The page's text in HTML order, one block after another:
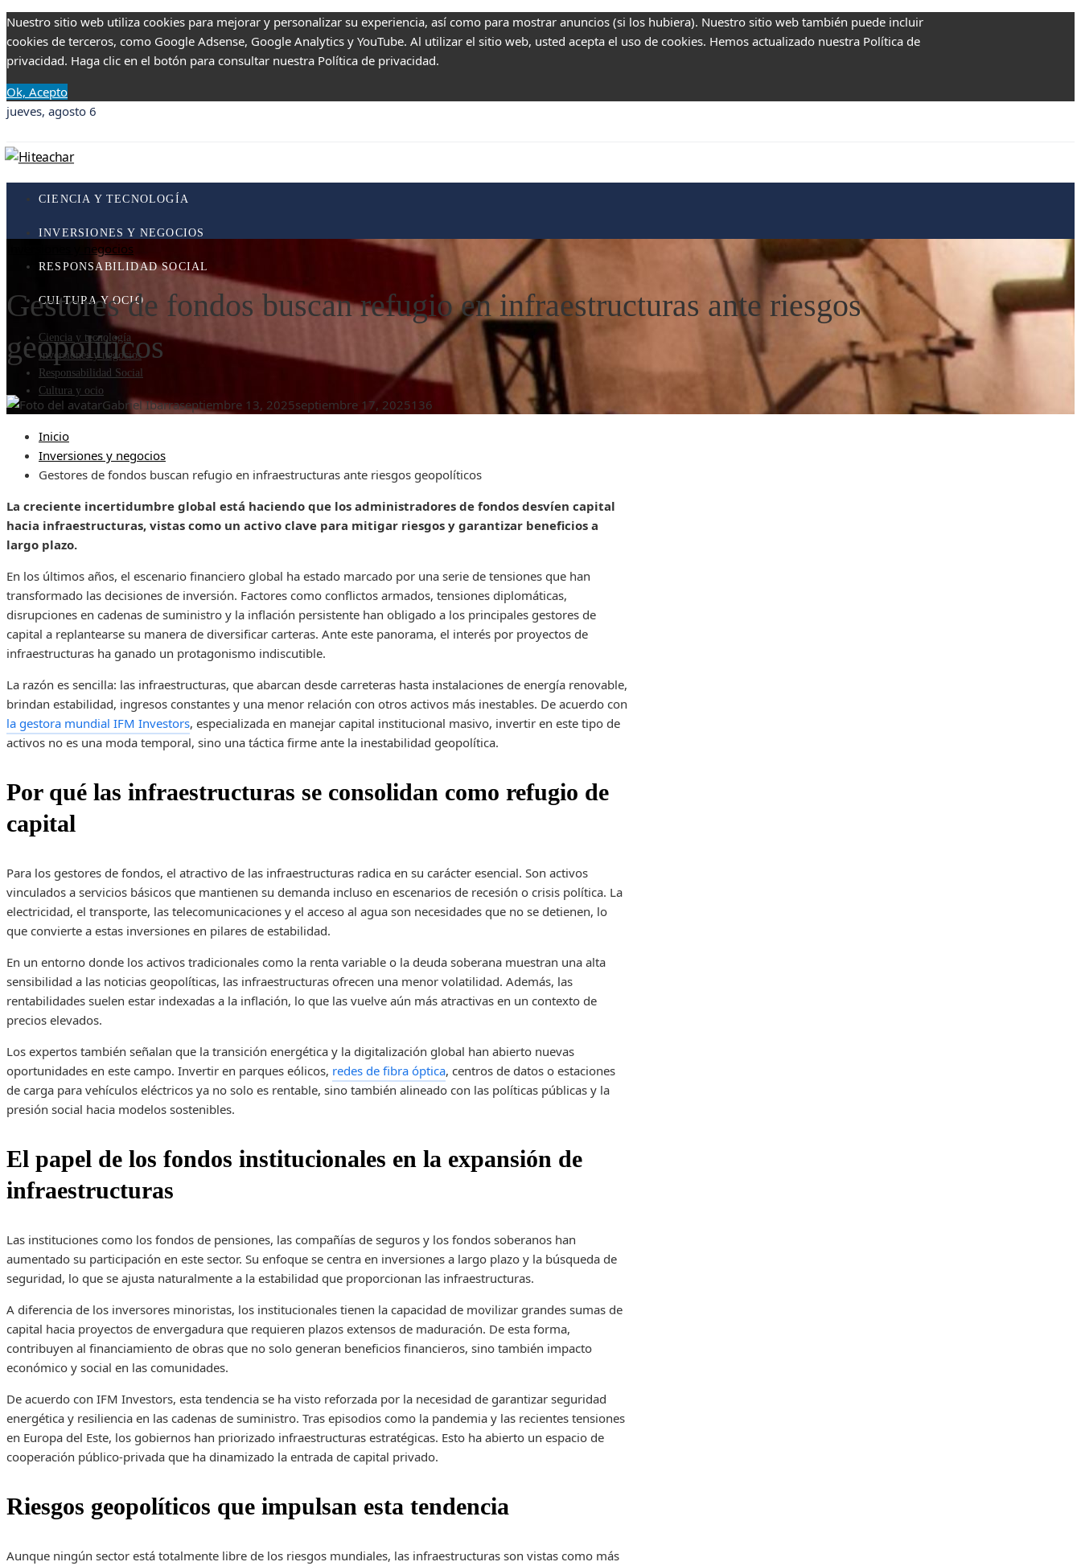
Nuestro sitio web utiliza cookies para mejorar y personalizar su experiencia, así como para mostrar anuncios (si los hubiera). Nuestro sitio web también puede incluir
cookies de terceros, como Google Adsense, Google Analytics y YouTube. Al utilizar el sitio web, usted acepta el uso de cookies. Hemos actualizado nuestra Política de
privacidad. Haga clic en el botón para consultar nuestra Política de privacidad.
Ok, Acepto
jueves, agosto 6
CIENCIA Y TECNOLOGÍA
INVERSIONES Y NEGOCIOS
RESPONSABILIDAD SOCIAL
CULTURA Y OCIO
Ciencia y tecnología
Inversiones y negocios
Responsabilidad Social
Cultura y ocio
Inversiones y negocios
Gestores de fondos buscan refugio en infraestructuras ante riesgos
geopolíticos
Gabriel Ibarraseptiembre 13, 2025septiembre 17, 2025136
Inicio
Inversiones y negocios
Gestores de fondos buscan refugio en infraestructuras ante riesgos geopolíticos
La creciente incertidumbre global está haciendo que los administradores de fondos desvíen capital
hacia infraestructuras, vistas como un activo clave para mitigar riesgos y garantizar beneficios a
largo plazo.
En los últimos años, el escenario financiero global ha estado marcado por una serie de tensiones que han
transformado las decisiones de inversión. Factores como conflictos armados, tensiones diplomáticas,
disrupciones en cadenas de suministro y la inflación persistente han obligado a los principales gestores de
capital a replantearse su manera de diversificar carteras. Ante este panorama, el interés por proyectos de
infraestructuras ha ganado un protagonismo indiscutible.
La razón es sencilla: las infraestructuras, que abarcan desde carreteras hasta instalaciones de energía renovable,
brindan estabilidad, ingresos constantes y una menor relación con otros activos más inestables. De acuerdo con
la gestora mundial IFM Investors, especializada en manejar capital institucional masivo, invertir en este tipo de
activos no es una moda temporal, sino una táctica firme ante la inestabilidad geopolítica.
Por qué las infraestructuras se consolidan como refugio de
capital
Para los gestores de fondos, el atractivo de las infraestructuras radica en su carácter esencial. Son activos
vinculados a servicios básicos que mantienen su demanda incluso en escenarios de recesión o crisis política. La
electricidad, el transporte, las telecomunicaciones y el acceso al agua son necesidades que no se detienen, lo
que convierte a estas inversiones en pilares de estabilidad.
En un entorno donde los activos tradicionales como la renta variable o la deuda soberana muestran una alta
sensibilidad a las noticias geopolíticas, las infraestructuras ofrecen una menor volatilidad. Además, las
rentabilidades suelen estar indexadas a la inflación, lo que las vuelve aún más atractivas en un contexto de
precios elevados.
Los expertos también señalan que la transición energética y la digitalización global han abierto nuevas
oportunidades en este campo. Invertir en parques eólicos, redes de fibra óptica, centros de datos o estaciones
de carga para vehículos eléctricos ya no solo es rentable, sino también alineado con las políticas públicas y la
presión social hacia modelos sostenibles.
El papel de los fondos institucionales en la expansión de
infraestructuras
Las instituciones como los fondos de pensiones, las compañías de seguros y los fondos soberanos han
aumentado su participación en este sector. Su enfoque se centra en inversiones a largo plazo y la búsqueda de
seguridad, lo que se ajusta naturalmente a la estabilidad que proporcionan las infraestructuras.
A diferencia de los inversores minoristas, los institucionales tienen la capacidad de movilizar grandes sumas de
capital hacia proyectos de envergadura que requieren plazos extensos de maduración. De esta forma,
contribuyen al financiamiento de obras que no solo generan beneficios financieros, sino también impacto
económico y social en las comunidades.
De acuerdo con IFM Investors, esta tendencia se ha visto reforzada por la necesidad de garantizar seguridad
energética y resiliencia en las cadenas de suministro. Tras episodios como la pandemia y las recientes tensiones
en Europa del Este, los gobiernos han priorizado infraestructuras estratégicas. Esto ha abierto un espacio de
cooperación público-privada que ha dinamizado la entrada de capital privado.
Riesgos geopolíticos que impulsan esta tendencia
Aunque ningún sector está totalmente libre de los riesgos mundiales, las infraestructuras son vistas como más